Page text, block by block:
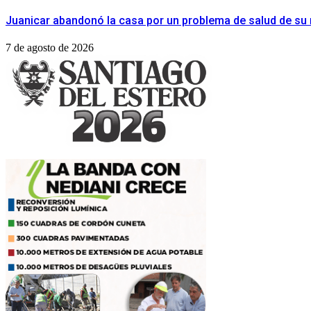
Juanicar abandonó la casa por un problema de salud de su
7 de agosto de 2026